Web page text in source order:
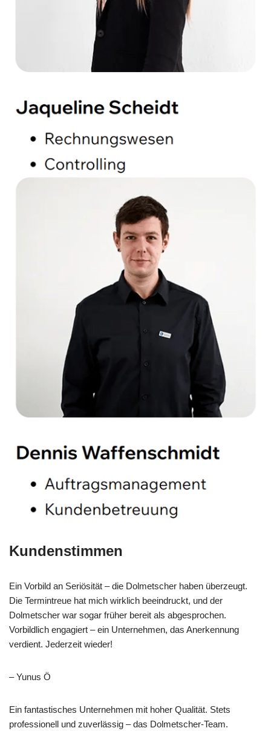
Kundenstimmen
Ein Vorbild an Seriösität – die Dolmetscher haben überzeugt.
Die Termintreue hat mich wirklich beeindruckt, und der
Dolmetscher war sogar früher bereit als abgesprochen.
Vorbildlich engagiert – ein Unternehmen, das Anerkennung
verdient. Jederzeit wieder!
– Yunus Ö
Ein fantastisches Unternehmen mit hoher Qualität. Stets
professionell und zuverlässig – das Dolmetscher-Team.